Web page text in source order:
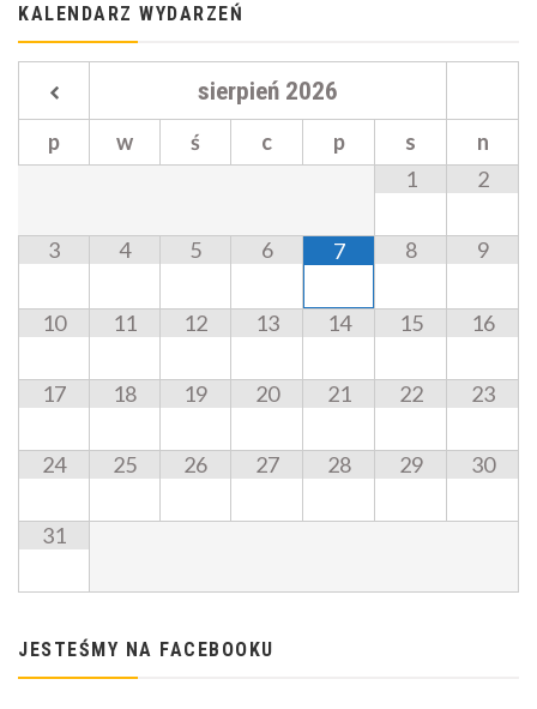
KALENDARZ WYDARZEŃ
sierpień 2026
p w ś c p s
n
1
2
3 4 5 6 7 8 9
10 11 12 13 14 15 16
17 18 19 20 21 22 23
24 25 26 27 28 29 30
31
JESTEŚMY NA FACEBOOKU